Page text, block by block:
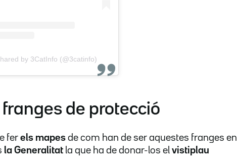
by 3CatInfo (@3catinfo)
de protecció
fer els mapes de com han de ser aquestes franges en
la Generalitat la que ha de donar-los el vistiplau